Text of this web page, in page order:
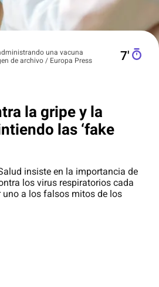
una vacuna
de archivo / Europa Press
7′
la gripe y la
las ‘fake
insiste en la importancia de
los virus respiratorios cada
uno a los falsos mitos de los